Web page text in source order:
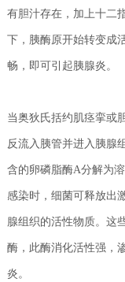
有胆汁存在，加上十二
下，胰酶原开始转变成
畅，即可引起胰腺炎。
当奥狄氏括约肌痉挛或
反流入胰管并进入胰腺
含的卵磷脂酶A分解为
感染时，细菌可释放出
腺组织的活性物质。这
酶，此酶消化活性强，
炎。